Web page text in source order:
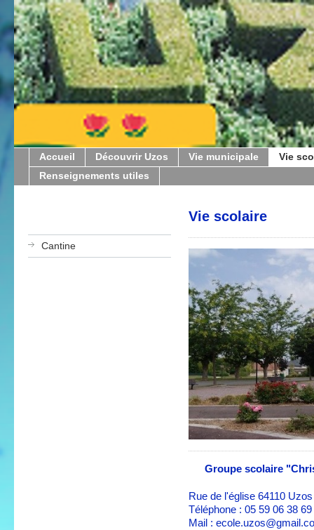
Accueil Découvrir Uzos Vie municipale
Vie
Renseignements utiles
Cantine
Vie scolaire
Groupe scolaire
Rue de l'église 64110 Uzos
Téléphone : 05 59 06 38 69
Mail :